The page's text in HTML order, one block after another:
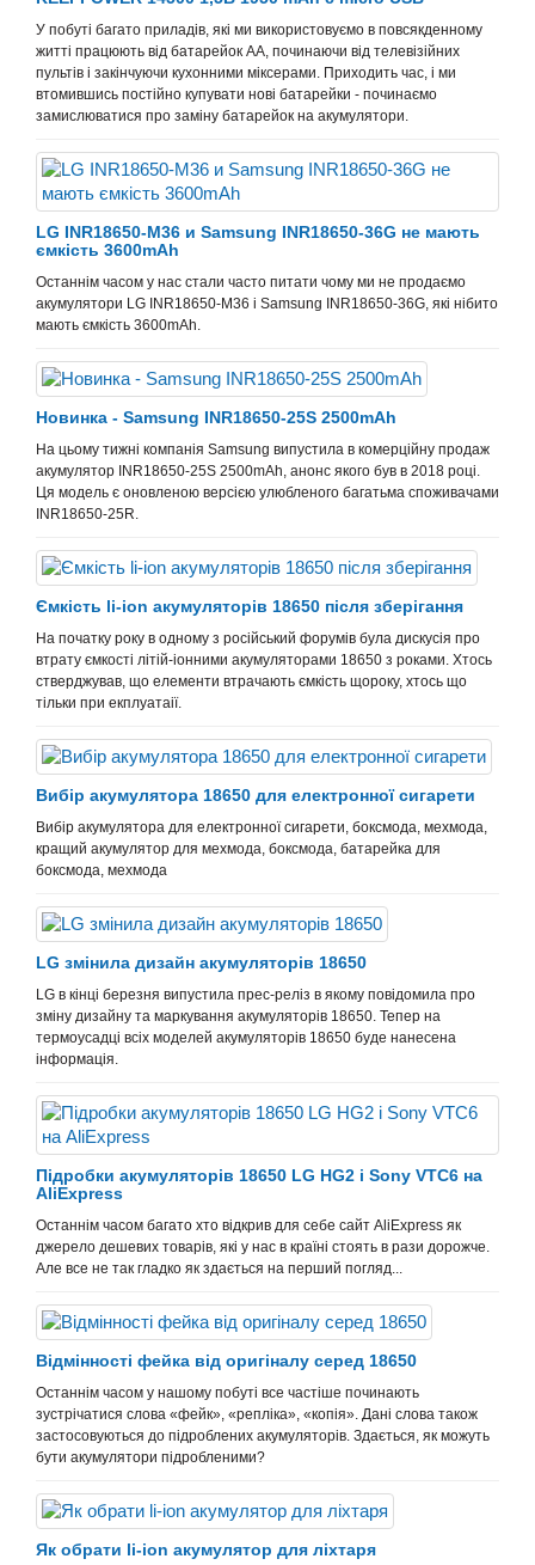
У побуті багато приладів, які ми використовуємо в повсякденному
житті працюють від батарейок АА, починаючи від телевізійних
пультів і закінчуючи кухонними міксерами. Приходить час, і ми
втомившись постійно купувати нові батарейки - починаємо
замислюватися про заміну батарейок на акумулятори.
LG INR18650-M36 и Samsung INR18650-36G не мають
ємкість 3600mAh
Останнім часом у нас стали часто питати чому ми не продаємо
акумулятори LG INR18650-M36 і Samsung INR18650-36G, які нібито
мають ємкість 3600mAh.
Новинка - Samsung INR18650-25S 2500mAh
На цьому тижні компанія Samsung випустила в комерційну продаж
акумулятор INR18650-25S 2500mAh, анонс якого був в 2018 році.
Ця модель є оновленою версією улюбленого багатьма споживачами
INR18650-25R.
Ємкість li-ion акумуляторів 18650 після зберігання
На початку року в одному з російський форумів була дискусія про
втрату ємкості літій-іонними акумуляторами 18650 з роками. Хтось
стверджував, що елементи втрачають ємкість щороку, хтось що
тільки при екплуатаії.
Вибір акумулятора 18650 для електронної сигарети
Вибір акумулятора для електронної сигарети, боксмода, мехмода,
кращий акумулятор для мехмода, боксмода, батарейка для
боксмода, мехмода
LG змінила дизайн акумуляторів 18650
LG в кінці березня випустила прес-реліз в якому повідомила про
зміну дизайну та маркування акумуляторів 18650. Тепер на
термоусадці всіх моделей акумуляторів 18650 буде нанесена
інформація.
Підробки акумуляторів 18650 LG HG2 і Sony VTC6 на
AliExpress
Останнім часом багато хто відкрив для себе сайт AliExpress як
джерело дешевих товарів, які у нас в країні стоять в рази дорожче.
Але все не так гладко як здається на перший погляд...
Відмінності фейка від оригіналу серед 18650
Останнім часом у нашому побуті все частіше починають
зустрічатися слова «фейк», «репліка», «копія». Дані слова також
застосовуються до підроблених акумуляторів. Здається, як можуть
бути акумулятори підробленими?
Як обрати li-ion акумулятор для ліхтаря